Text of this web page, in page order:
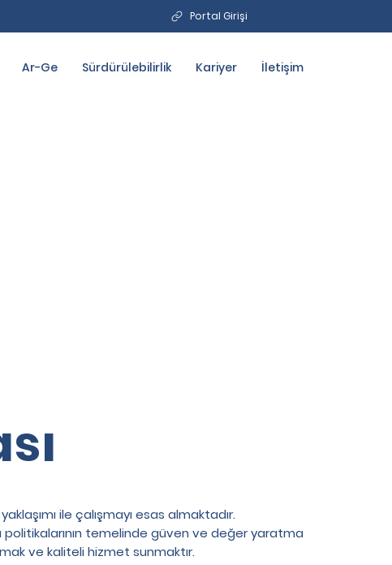
Ar-Ge Sürdürülebilirlik Kariyer İletişim
ile çalışmayı esas almaktadır.
politikalarının temelinde güven ve değer yaratma
ve kaliteli hizmet sunmaktır.
Portal Girişi